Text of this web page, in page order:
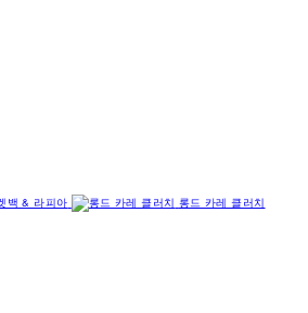
백 & 라피아 롱드 카레 클러치